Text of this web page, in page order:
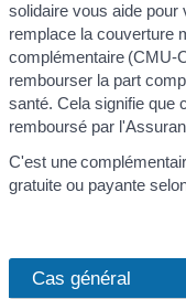
solidaire vous aide
remplace la couverture
complémentaire (CMU-
rembourser la part
santé. Cela signifie que
remboursé par
C'est une
gratuite ou payante
Cas général